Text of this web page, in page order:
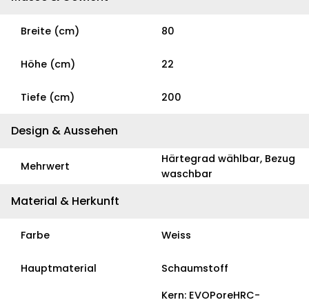
Breite (cm) 80
Höhe (cm) 22
Tiefe (cm) 200
Design & Aussehen
Mehrwert
Härtegrad wählbar, Bezug
waschbar
Material & Herkunft
Farbe Weiss
Hauptmaterial Schaumstoff
Kern: EVOPoreHRC-